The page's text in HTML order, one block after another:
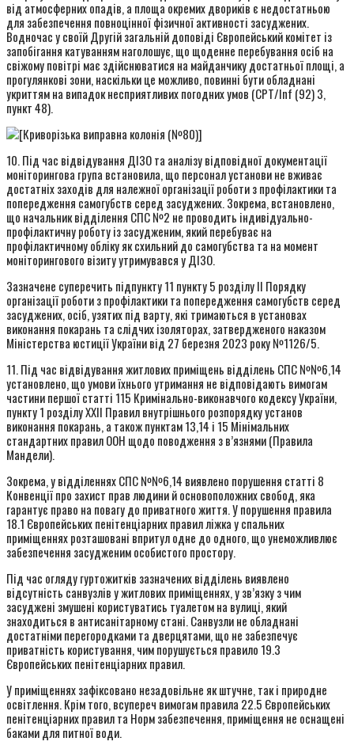
від атмосферних опадів, а площа окремих двориків є недостатньою
для забезпечення повноцінної фізичної активності засуджених.
Водночас у своїй Другій загальній доповіді Європейський комітет із
запобігання катуванням наголошує, що щоденне перебування осіб на
свіжому повітрі має здійснюватися на майданчику достатньої площі, а
прогулянкові зони, наскільки це можливо, повинні бути обладнані
укриттям на випадок несприятливих погодних умов (CPT/Inf (92) 3,
пункт 48).
10. Під час відвідування ДІЗО та аналізу відповідної документації
моніторингова група встановила, що персонал установи не вживає
достатніх заходів для належної організації роботи з профілактики та
попередження самогубств серед засуджених. Зокрема, встановлено,
що начальник відділення СПС №2 не проводить індивідуально-
профілактичну роботу із засудженим, який перебуває на
профілактичному обліку як схильний до самогубства та на момент
моніторингового візиту утримувався у ДІЗО.
Зазначене суперечить підпункту 11 пункту 5 розділу ІІ Порядку
організації роботи з профілактики та попередження самогубств серед
засуджених, осіб, узятих під варту, які тримаються в установах
виконання покарань та слідчих ізоляторах, затвердженого наказом
Міністерства юстиції України від 27 березня 2023 року №1126/5.
11. Під час відвідування житлових приміщень відділень СПС №№6,14
установлено, що умови їхнього утримання не відповідають вимогам
частини першої статті 115 Кримінально-виконавчого кодексу України,
пункту 1 розділу XXII Правил внутрішнього розпорядку установ
виконання покарань, а також пунктам 13,14 і 15 Мінімальних
стандартних правил ООН щодо поводження з в’язнями (Правила
Мандели).
Зокрема, у відділеннях СПС №№6,14 виявлено порушення статті 8
Конвенції про захист прав людини й основоположних свобод, яка
гарантує право на повагу до приватного життя. У порушення правила
18.1 Європейських пенітенціарних правил ліжка у спальних
приміщеннях розташовані впритул одне до одного, що унеможливлює
забезпечення засудженим особистого простору.
Під час огляду гуртожитків зазначених відділень виявлено
відсутність санвузлів у житлових приміщеннях, у зв’язку з чим
засуджені змушені користуватись туалетом на вулиці, який
знаходиться в антисанітарному стані. Санвузли не обладнані
достатніми перегородками та дверцятами, що не забезпечує
приватність користування, чим порушується правило 19.3
Європейських пенітенціарних правил.
У приміщеннях зафіксовано незадовільне як штучне, так і природне
освітлення. Крім того, всупереч вимогам правила 22.5 Європейських
пенітенціарних правил та Норм забезпечення, приміщення не оснащені
баками для питної води.